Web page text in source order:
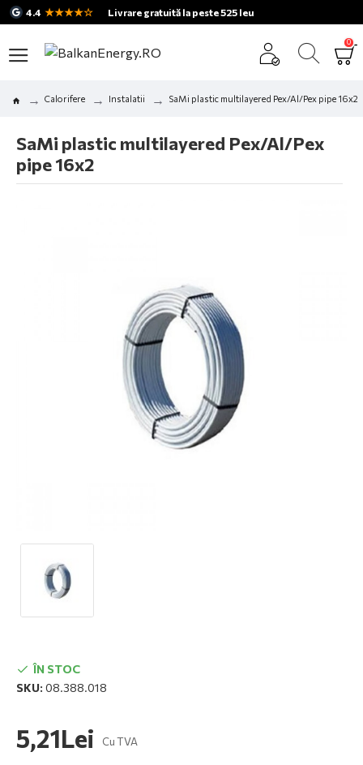
4.4 ★★★★☆ Livrare gratuită la peste 525 leu
0
Calorifere Instalatii SaMi plastic multilayered Pex/Al/Pex pipe 16x2
SaMi plastic multilayered Pex/Al/Pex
pipe 16x2
ÎN STOC
SKU: 08.388.018
5,21Lei Cu TVA